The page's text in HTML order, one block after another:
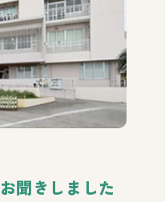
聞きしました